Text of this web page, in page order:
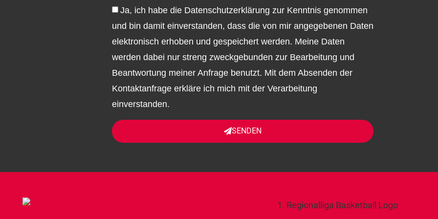
Ja, ich habe die Datenschutzerklärung zur Kenntnis genommen
und bin damit einverstanden, dass die von mir angegebenen Daten
elektronisch erhoben und gespeichert werden. Meine Daten
werden dabei nur streng zweckgebunden zur Bearbeitung und
Beantwortung meiner Anfrage benutzt. Mit dem Absenden der
Kontaktanfrage erkläre ich mich mit der Verarbeitung
einverstanden.
SENDEN